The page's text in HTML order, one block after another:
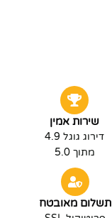
שירות אמין
דירוג גוגל 4.9
מתוך 5.0
תשלום מאובטח